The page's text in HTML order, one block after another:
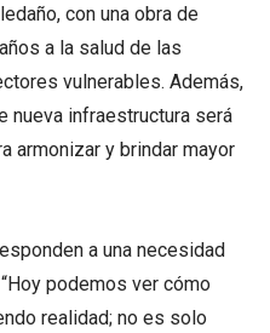
con una obra de
a la salud de las
vulnerables. Además,
nueva infraestructura será
armonizar y brindar mayor
a una necesidad
podemos ver cómo
realidad; no es solo